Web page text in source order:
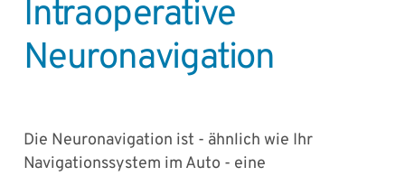
Kliniken & medizinische Einrichtungen
Nervenzentrum
Pathologie &
Rechtsmedizin
Radiodiagnostik,
Nuklearmedizin &
Transplantationen
Urologie & Kinderurologie
Intraoperative
Neuronavigation
Die Neuronavigation ist - ähnlich wie Ihr
Navigationssystem im Auto - eine